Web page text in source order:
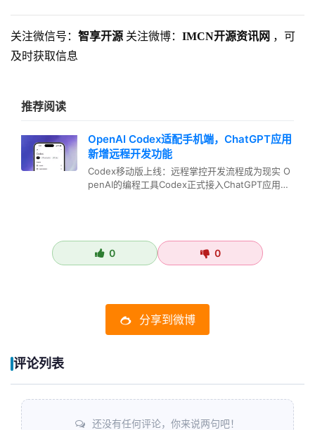
关注微信号： 智享开源 关注微博： IMCN开源资讯网 ，可
及时获取信息
推荐阅读
OpenAI Codex适配手机端，ChatGPT应用
新增远程开发功能
Codex移动版上线：远程掌控开发流程成为现实 O
penAI的编程工具Codex正式接入ChatGPT应用，
0 0
分享到微博
评论列表
还没有任何评论，你来说两句吧！